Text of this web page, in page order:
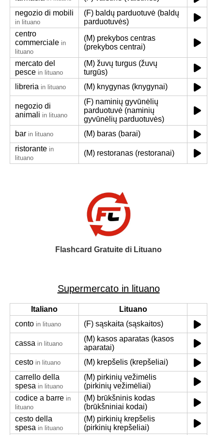
negozio di mobili
in lituano
(F) baldų parduotuvė (baldų
parduotuvės)
centro
commerciale in
lituano
(M) prekybos centras
(prekybos centrai)
mercato del
pesce in lituano
(M) žuvų turgus (žuvų
turgūs)
libreria in lituano (M) knygynas (knygynai)
negozio di
animali in lituano
(F) naminių gyvūnėlių
parduotuvė (naminių
gyvūnėlių parduotuvės)
bar in lituano
(M) baras (barai)
ristorante in
lituano
(M) restoranas (restoranai)
Flashcard Gratuite di Lituano
Supermercato in lituano
Italiano
Lituano
conto in lituano (F) sąskaita (sąskaitos)
cassa in lituano
(M) kasos aparatas (kasos
aparatai)
cesto in lituano
(M) krepšelis (krepšeliai)
carrello della
spesa in lituano
(M) pirkinių vežimėlis
(pirkinių vežimėliai)
codice a barre in
lituano
(M) brūkšninis kodas
(brūkšniniai kodai)
cesto della
spesa in lituano
(M) pirkinių krepšelis
(pirkinių krepšeliai)